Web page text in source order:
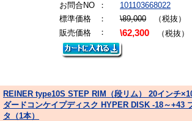
お問合NO
：
101103668022
標準価格
： \89,000 （税抜）
販売価格
： \62,300 （税抜）
REINER type10S STEP RIM（段リム） 20インチ
ダードコンケイプディスク HYPER DISK -18～+43
タ（1本）